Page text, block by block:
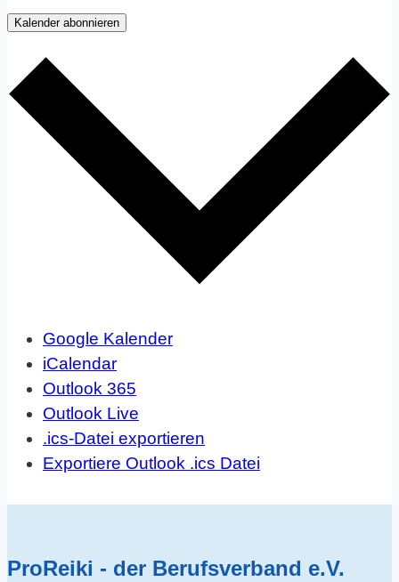
Kalender abonnieren
Google Kalender
iCalendar
Outlook 365
Outlook Live
.ics-Datei exportieren
Exportiere Outlook .ics Datei
ProReiki - der Berufsverband e.V.